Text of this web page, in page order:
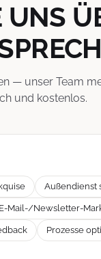
UNS
— unser Team
und kostenlos.
Außendienst
E-Mail-/Newsletter-
Prozesse